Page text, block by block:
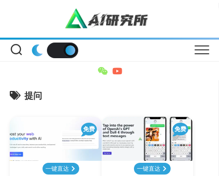
提问
免费
一键直达
免费
一键直达